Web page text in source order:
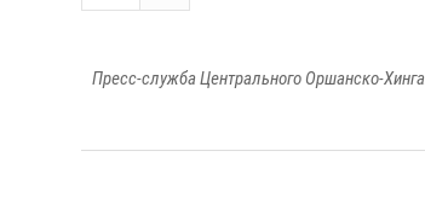
Пресс-служба Центрального Оршанско-